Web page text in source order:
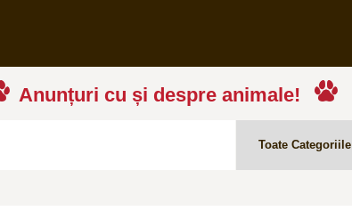
Anunțuri cu și despre animale!